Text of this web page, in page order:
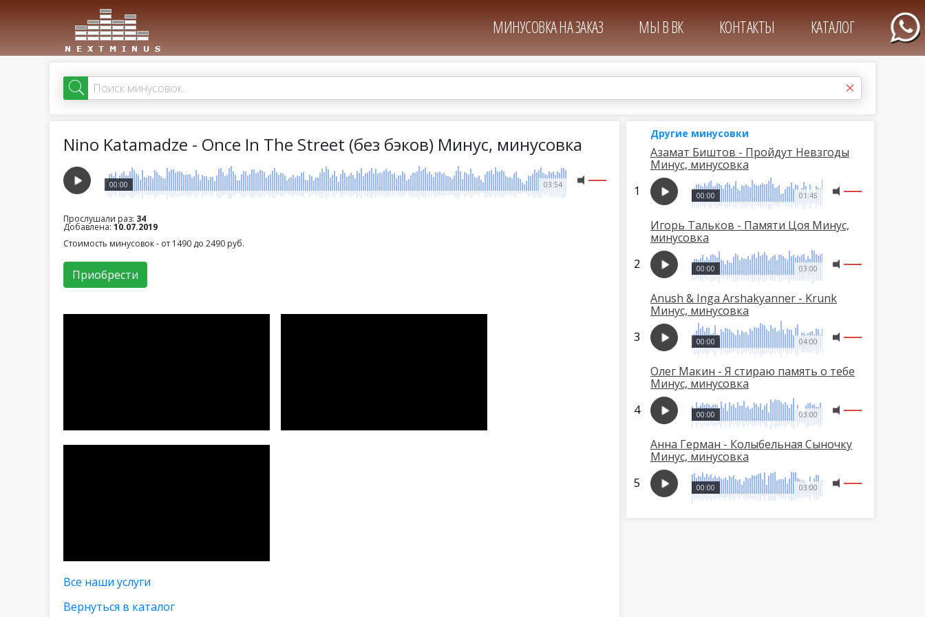
МИНУСОВКА НА ЗАКАЗ МЫ В ВК КОНТАКТЫ КАТАЛОГ
Nino Katamadze - Once In The Street (без бэков) Минус, минусовка
03:54
00:00
Прослушали раз: 34
Добавлена: 10.07.2019
Стоимость минусовок - от 1490 до 2490 руб.
Приобрести
Все наши услуги
Вернуться в каталог
Другие минусовки
Азамат Биштов - Пройдут Невзгоды
Минус, минусовка
01:45
00:00
Игорь Тальков - Памяти Цоя Минус,
минусовка
03:00
00:00
Anush & Inga Arshakyanner - Krunk
Минус, минусовка
04:00
00:00
Олег Макин - Я стираю память о тебе
Минус, минусовка
03:00
00:00
Анна Герман - Колыбельная Сыночку
Минус, минусовка
03:00
00:00